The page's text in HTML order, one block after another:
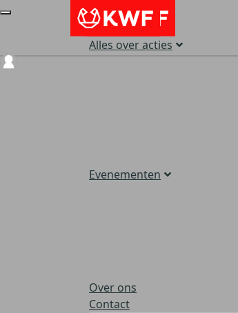
Alles over acties
Evenementen
Over ons
Contact